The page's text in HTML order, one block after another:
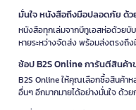
มั่นใจ หนังสือถึงมือปลอดภัย ด้ว
หนังสือทุกเล่มจากบีทูเอสห่อด้วยบั
หายระหว่างจัดส่ง พร้อมส่งตรง
ช้อป B2S Online การันตีสินค้า
B2S Online ให้คุณเลือกซื้อสินค้าห
อื่นๆ อีกมากมายได้อย่างมั่นใจ ด้ว